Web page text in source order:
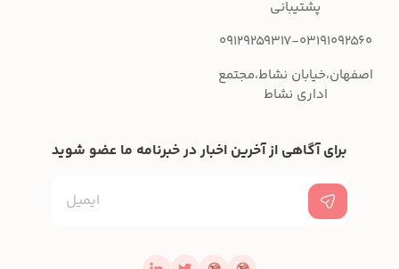
پشتیبانی
09129259317-03191092560
اصفهان،خیابان نشاط،مجتمع
اداری نشاط
برای آگاهی از آخرین اخبار در خبرنامه ما عضو شوید